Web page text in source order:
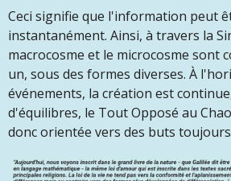
Ceci signifie que l'information peut
instantanément. Ainsi, à travers la
macrocosme et le microcosme sont
un, sous des formes diverses. À
événements, la création est
d'équilibres, le Tout Opposé au
donc orientée vers des buts